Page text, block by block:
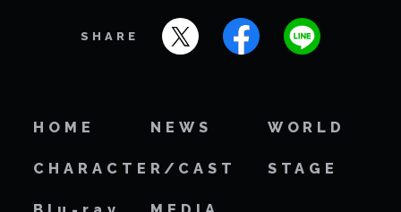
SHARE
HOME NEWS WORLD
CHARACTER/CAST STAGE